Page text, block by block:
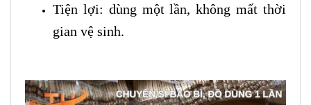
Tiện lợi: dùng một lần, không mất thời
gian vệ sinh.